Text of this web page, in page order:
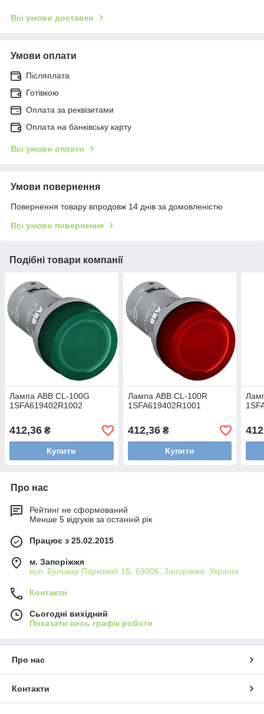
Всі умови доставки
Умови оплати
Післяплата
Готівкою
Оплата за реквізитами
Оплата на банківську карту
Всі умови оплати
Умови повернення
Повернення товару впродовж 14 днів за домовленістю
Всі умови повернення
Подібні товари компанії
Лампа ABB CL-100G
1SFA619402R1002
412,36 ₴
Купити
Лампа ABB CL-100R
1SFA619402R1001
412,36₴
Купити
Про нас
Рейтинг не сформований
Менше 5 відгуків за останній рік
Працює з 25.02.2015
м. Запоріжжя
вул. Бульвар Парковий 1Б; 69006, Запоріжжя, Україна
Контакти
Сьогодні вихідний
Показати весь графік роботи
Про нас
Контакти